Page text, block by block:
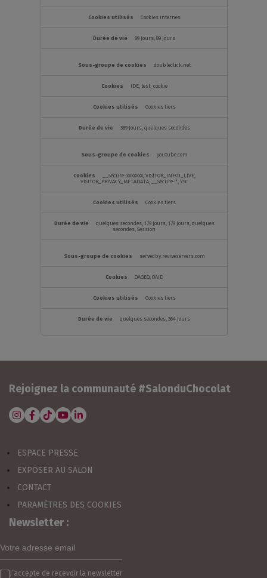
Cookies internes
89 Jours, 89 Jours
doubleclick.net
IDE, test_cookie
Cookies tiers
389 Jours, quelques secondes
youtube.com
__Secure-xxxxxxx, VISITOR_INFO1_LIVE,
VISITOR_PRIVACY_METADATA, __Secure-*, YSC
Cookies tiers
quelques secondes, 179 Jours, 179 Jours, quelques
secondes, Session
servedby.reviveservers.com
OAGEO, OAID
Cookies tiers
quelques secondes, 364 Jours
Rejoignez la communauté #SalonduChocolat
ESPACE PRESSE
EXPOSER AU SALON
CONTACT
PARAMÈTRES DES COOKIES
Newsletter :
J’accepte de recevoir la newsletter